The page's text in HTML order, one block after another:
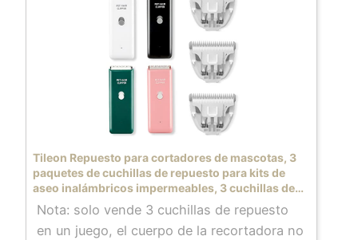
Tileon Repuesto para cortadores de mascotas, 3
paquetes de cuchillas de repuesto para kits de
aseo inalámbricos impermeables, 3 cuchillas de
repuesto para afeitadoras de perros Tb006
Tb006-3 piezas
Nota: solo vende 3 cuchillas de repuesto
en un juego, el cuerpo de la recortadora no